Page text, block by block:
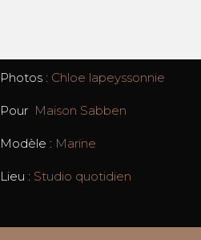
Photos : Chloe lapeyssonnie
Pour Maison Sabben
Modèle : Marine
Lieu : Studio quotidien